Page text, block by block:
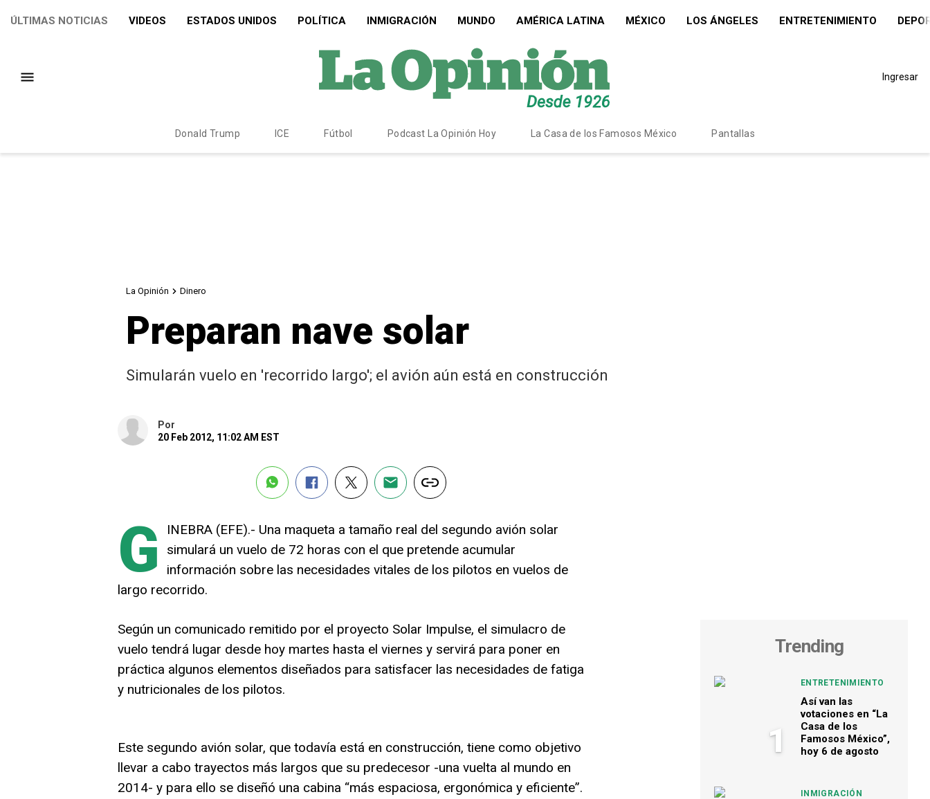
ÚLTIMAS NOTICIAS VIDEOS ESTADOS UNIDOS POLÍTICA INMIGRACIÓN MUNDO AMÉRICA LATINA MÉXICO LOS ÁNGELES ENTRETENIMIENTO
Ingresar
Donald Trump ICE Fútbol Podcast La Opinión Hoy La Casa de los Famosos México Pantallas
La Opinión Dinero
Preparan nave solar
Simularán vuelo en 'recorrido largo'; el avión aún está en construcción
Por
20 Feb 2012, 11:02 AM EST
G
INEBRA (EFE).- Una maqueta a tamaño real del segundo avión solar
simulará un vuelo de 72 horas con el que pretende acumular
información sobre las necesidades vitales de los pilotos en vuelos de
largo recorrido.
Según un comunicado remitido por el proyecto Solar Impulse, el simulacro de
vuelo tendrá lugar desde hoy martes hasta el viernes y servirá para poner en
práctica algunos elementos diseñados para satisfacer las necesidades de fatiga
y nutricionales de los pilotos.
Este segundo avión solar, que todavía está en construcción, tiene como objetivo
llevar a cabo trayectos más largos que su predecesor -una vuelta al mundo en
2014- y para ello se diseñó una cabina “más espaciosa, ergonómica y eficiente”.
Trending
1
ENTRETENIMIENTO
Así van las
votaciones en “La
Casa de los
Famosos México”,
hoy 6 de agosto
INMIGRACIÓN